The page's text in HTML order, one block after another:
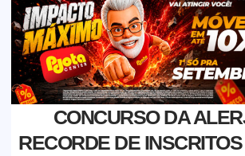
CONCURSO DA
RECORDE DE